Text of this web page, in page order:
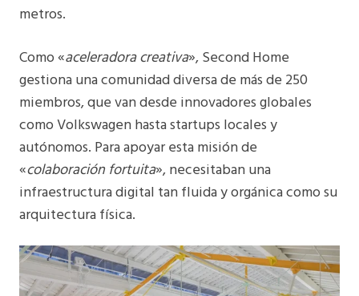
metros.
Como «aceleradora creativa», Second Home
gestiona una comunidad diversa de más de 250
miembros, que van desde innovadores globales
como Volkswagen hasta startups locales y
autónomos. Para apoyar esta misión de
«colaboración fortuita», necesitaban una
infraestructura digital tan fluida y orgánica como su
arquitectura física.